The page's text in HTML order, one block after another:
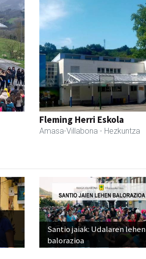
Fleming Herri Eskola
Amasa-Villabona - Hezkuntza
Santio jaiak: Udalaren lehen
balorazioa